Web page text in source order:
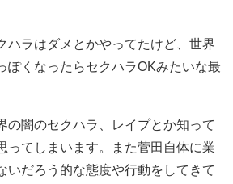
ハラはダメとかやってたけど、世界
ぽくなったらセクハラOKみたいな最
の闇のセクハラ、レイプとか知って
ってしまいます。また菅田自体に業
いだろう的な態度や行動をしてきて